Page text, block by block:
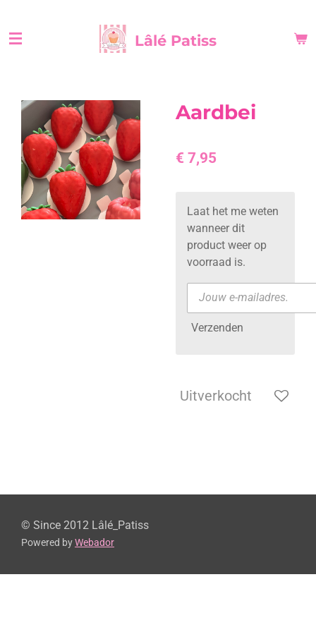
direct
naar
Lâlé Patiss
Aardbei
€ 7,95
Laat het me weten
wanneer dit
product weer op
voorraad is.
Verzenden
Uitverkocht
© Since 2012 Lâlé_Patiss
Powered byWebador